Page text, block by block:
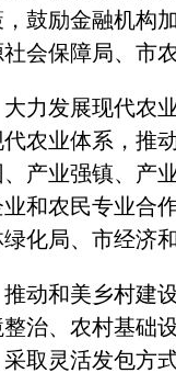
鼓励金融机构
会保障局、市
发展现代农业
农业体系，推
产业强镇、产
和农民专业合
化局、市经济
和美乡村建设
治、农村基础
取灵活发包方